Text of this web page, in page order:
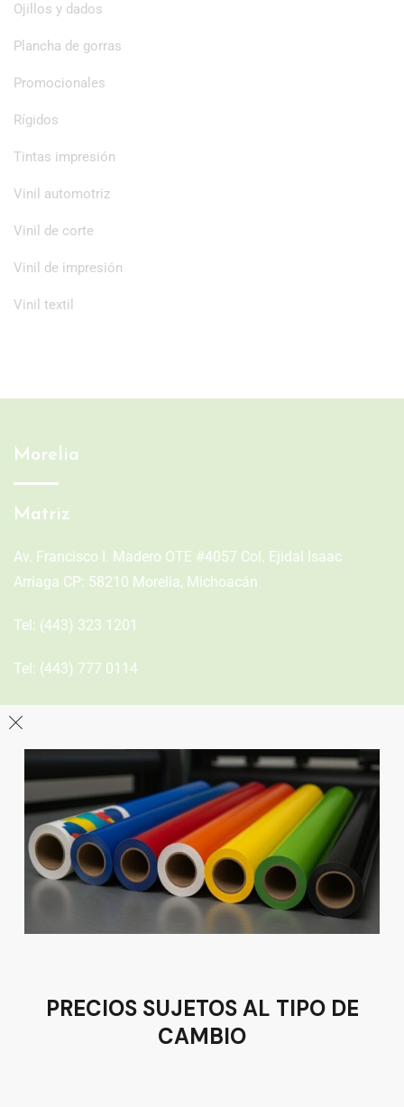
Ojillos y dados
Plancha de gorras
Promocionales
Rígidos
Tintas impresión
Vinil automotriz
Vinil de corte
Vinil de impresión
Vinil textil
Morelia
Matriz
Av. Francisco I. Madero OTE #4057 Col. Ejidal Isaac
Arriaga CP: 58210 Morelia, Michoacán
Tel: (443) 323 1201
Tel: (443) 777 0114
León
Sucursal
Av del Astillero 129 Centro bodeguero Las Trojes León,
Guanajuato
Tel:(477) 776 8994
Términos y condiciones
PRECIOS SUJETOS AL TIPO DE
CAMBIO